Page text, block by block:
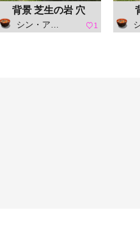
背景 芝生の岩 穴
シン・アスカセラ 1 シ